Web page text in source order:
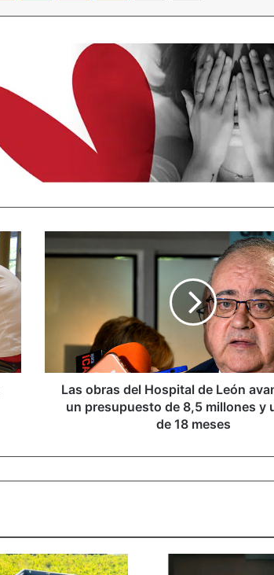
Las
obras
un
presupuesto
meses
Las obras del Hospital de León
un presupuesto de 8,5 millones y
de 18 meses